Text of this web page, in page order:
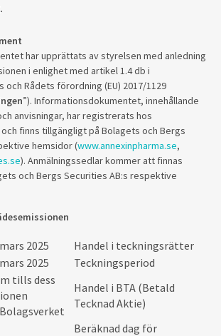
har upprättats av styrelsen med anledning
i enlighet med artikel 1.4 db i
och Rådets förordning (EU) 2017/1129
”). Informationsdokumentet, innehållande
anvisningar, har registrerats hos
finns tillgängligt på Bolagets och Bergs
hemsidor (www.annexinpharma.se,
). Anmälningssedlar kommer att finnas
och Bergs Securities AB:s respektive
2025
Handel i teckningsrätter
2025
Teckningsperiod
tills dess
Handel i BTA (Betald
Tecknad Aktie)
Beräknad dag för